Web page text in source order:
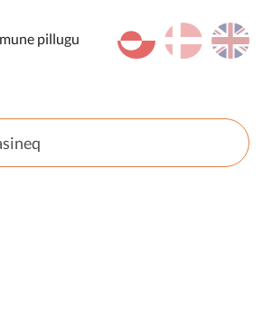
en
da
kl-GL
pillugu